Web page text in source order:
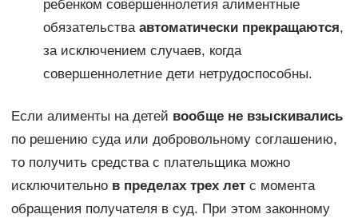
ребенком совершеннолетия алиментные
обязательства автоматически прекращаются,
за исключением случаев, когда
совершеннолетние дети нетрудоспособны.
Если алименты на детей вообще не взыскивались
по решению суда или добровольному соглашению,
то получить средства с плательщика можно
исключительно в пределах трех летс момента
обращения получателя в суд. При этом законному